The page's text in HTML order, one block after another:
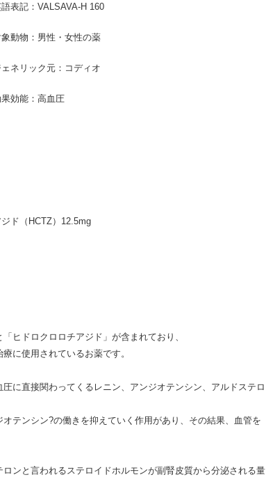
表記：VALSAVA-H 160
動物：男性・女性の薬
ェネリック元：コディオ
効能：高血圧
ド（HCTZ）12.5mg
ヒドロクロロチアジド」が含まれており、
に使用されているお薬です。
に直接関わってくるレニン、アンジオテンシン、アルドステロ
テンシン?の働きを抑えていく作用があり、その結果、血管を
ンと言われるステロイドホルモンが副腎皮質から分泌される量